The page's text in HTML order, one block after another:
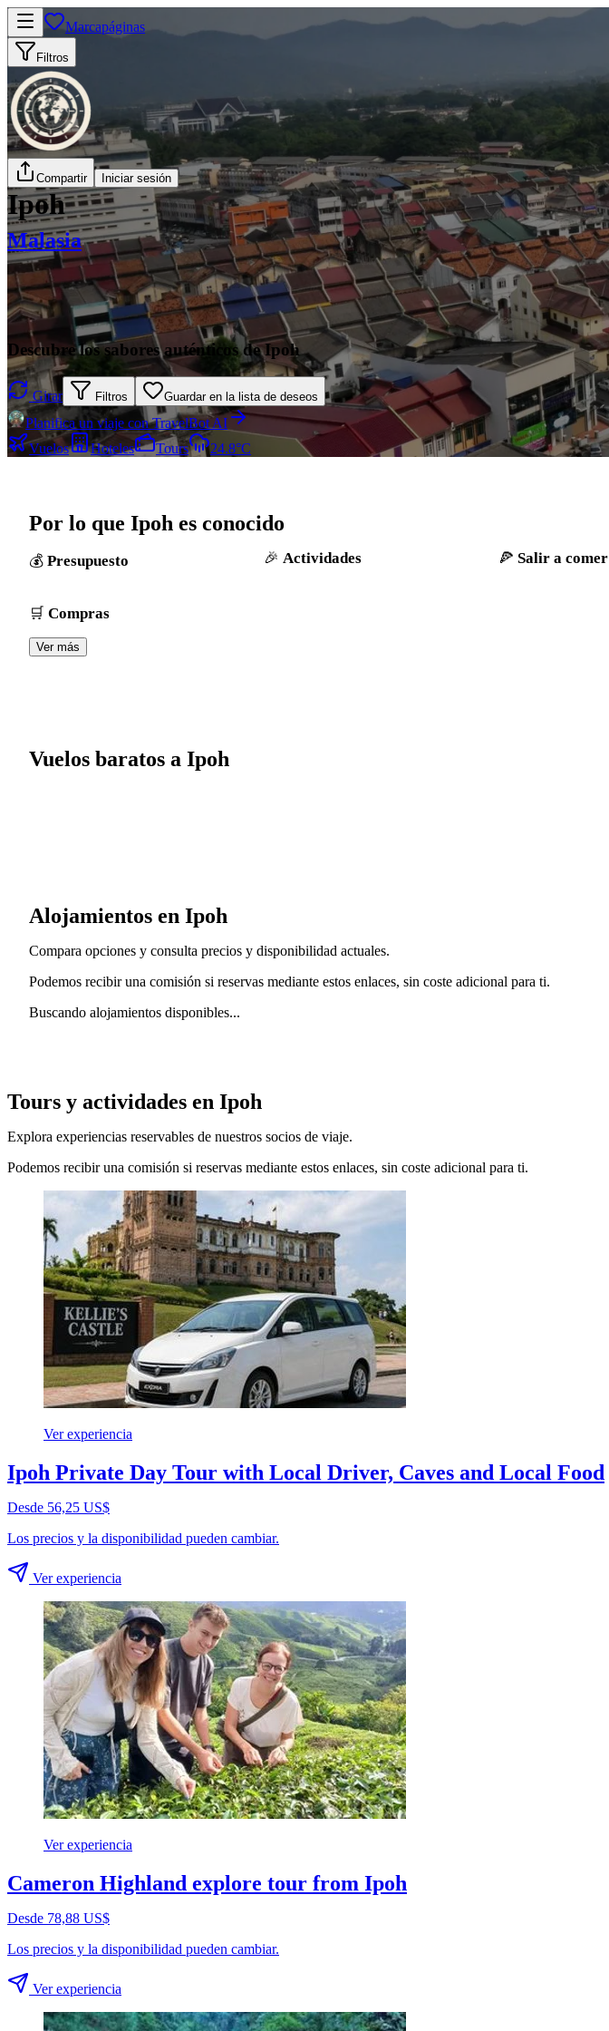
Marcapáginas
Filtros
Compartir Iniciar sesión
Ipoh
Malasia
Descubre los sabores auténticos de Ipoh
Girar Filtros Guardar en la lista de deseos
Planifica un viaje con TravelBot AI
Vuelos
Hoteles Tours 24.8°C
Por lo que Ipoh es conocido
Presupuesto Actividades Salir a comer
Compras
Ver más
Vuelos baratos a Ipoh
Alojamientos en Ipoh
Compara opciones y consulta precios y disponibilidad actuales.
Podemos recibir una comisión si reservas mediante estos enlaces, sin coste adicional para ti.
Buscando alojamientos disponibles...
Tours y actividades en Ipoh
Explora experiencias reservables de nuestros socios de viaje.
Podemos recibir una comisión si reservas mediante estos enlaces, sin coste adicional para ti.
Ver experiencia
Ipoh Private Day Tour with Local Driver, Caves and Local Food
Desde 56,25 US$
Los precios y la disponibilidad pueden cambiar.
Ver experiencia
Ver experiencia
Cameron Highland explore tour from Ipoh
Desde 78,88 US$
Los precios y la disponibilidad pueden cambiar.
Ver experiencia